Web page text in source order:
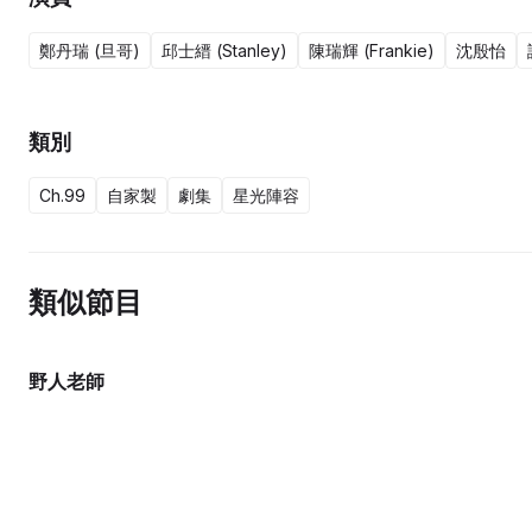
鄭丹瑞 (旦哥) 邱士縉 (Stanley) 陳瑞輝 (Frankie) 沈殷怡
類別
Ch.99 自家製 劇集 星光陣容
類似節目
野人老師